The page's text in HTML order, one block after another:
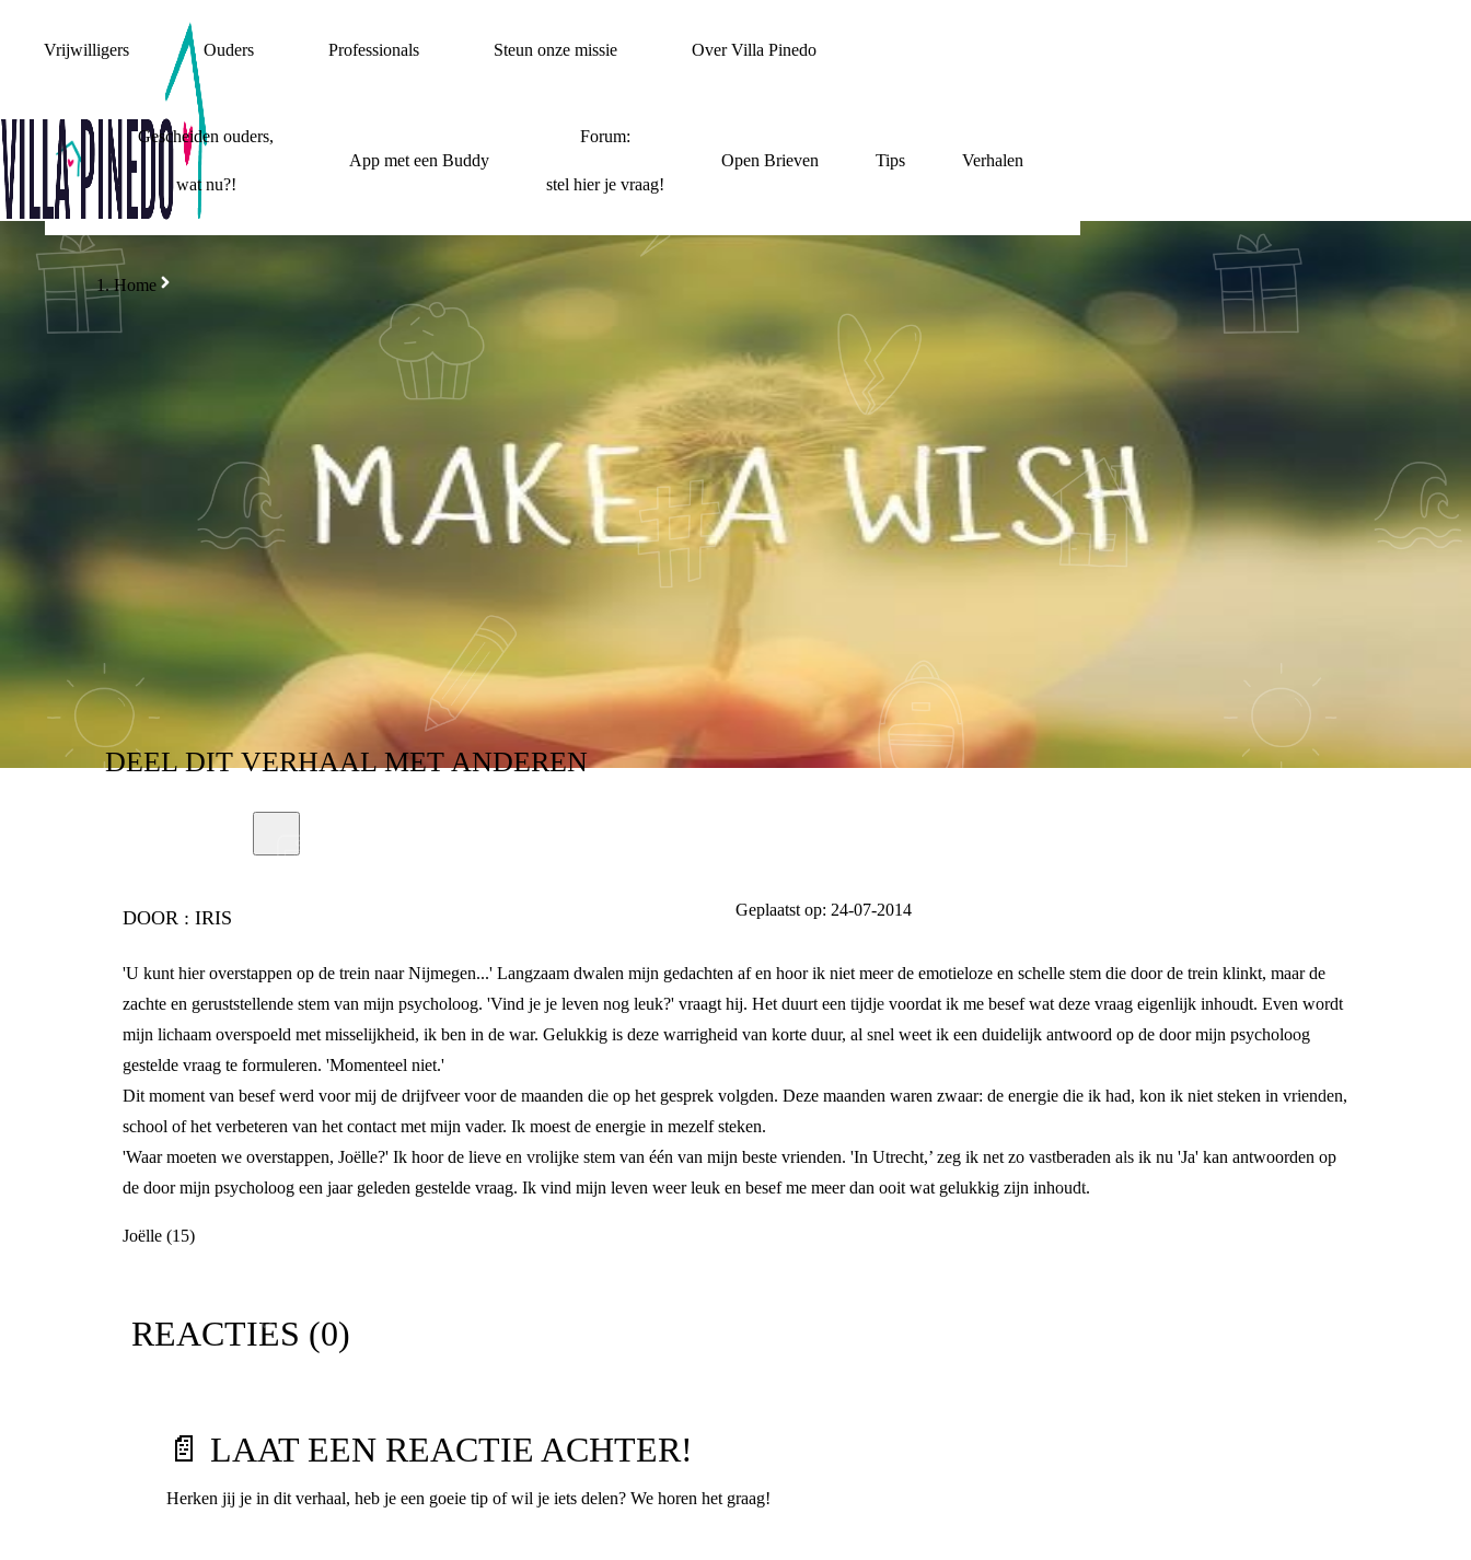
Vrijwilligers Ouders Professionals Steun onze missie Over Villa Pinedo
Gescheiden ouders,
wat nu?!
App met een Buddy
Forum:
stel hier je vraag!
Open Brieven Tips Verhalen
Home
DE VRAAG
DEELDIT VERHAALMET ANDEREN
DOOR : IRIS Geplaatst op: 24-07-2014
'U kunt hier overstappen op de trein naar Nijmegen...' Langzaam dwalen mijn gedachten af en hoor ik niet meer de emotieloze en schelle stem die door de trein klinkt, maar de
zachte en geruststellende stem van mijn psycholoog. 'Vind je je leven nog leuk?' vraagt hij. Het duurt een tijdje voordat ik me besef wat deze vraag eigenlijk inhoudt. Even wordt
mijn lichaam overspoeld met misselijkheid, ik ben in de war. Gelukkig is deze warrigheid van korte duur, al snel weet ik een duidelijk antwoord op de door mijn psycholoog
gestelde vraag te formuleren. 'Momenteel niet.'
Dit moment van besef werd voor mij de drijfveer voor de maanden die op het gesprek volgden. Deze maanden waren zwaar: de energie die ik had, kon ik niet steken in vrienden,
school of het verbeteren van het contact met mijn vader. Ik moest de energie in mezelf steken.
'Waar moeten we overstappen, Joëlle?' Ik hoor de lieve en vrolijke stem van één van mijn beste vrienden. 'In Utrecht,’ zeg ik net zo vastberaden als ik nu 'Ja' kan antwoorden op
de door mijn psycholoog een jaar geleden gestelde vraag. Ik vind mijn leven weer leuk en besef me meer dan ooit wat gelukkig zijn inhoudt.
Joëlle (15)
REACTIES (0)
📄 LAAT EEN REACTIE ACHTER!
Herken jij je in dit verhaal, heb je een goeie tip of wil je iets delen? We horen het graag!